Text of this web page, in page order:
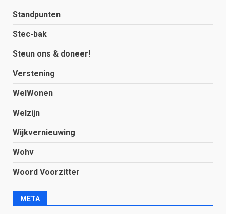
Standpunten
Stec-bak
Steun ons & doneer!
Verstening
WelWonen
Welzijn
Wijkvernieuwing
Wohv
Woord Voorzitter
META